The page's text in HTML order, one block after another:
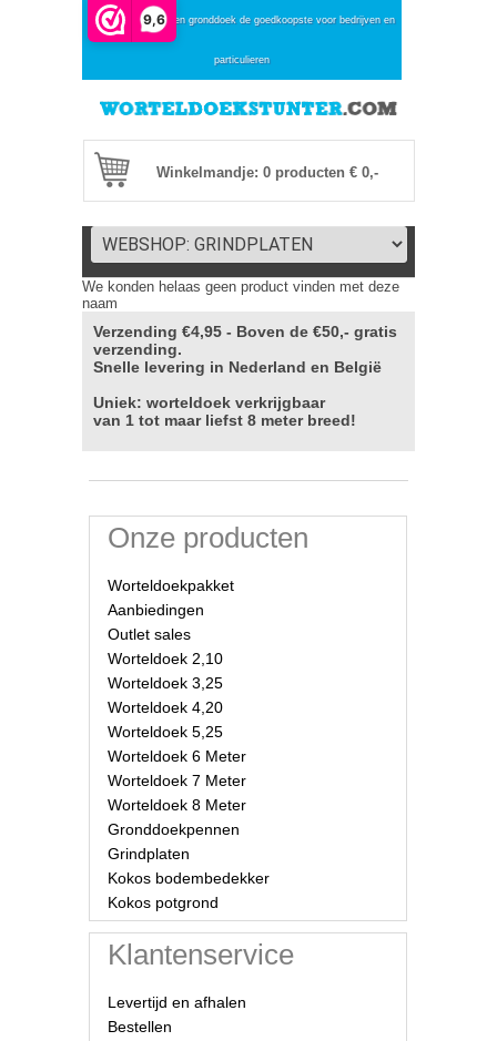
9,6
Online worteldoek en gronddoek de goedkoopste voor bedrijven en
particulieren
Winkelmandje: 0 producten € 0,-
We konden helaas geen product vinden met deze
naam
Verzending €4,95 - Boven de €50,- gratis
verzending.
Snelle levering in Nederland en België
Uniek: worteldoek verkrijgbaar
van 1 tot maar liefst 8 meter breed!
Onze producten
Worteldoekpakket
Aanbiedingen
Outlet sales
Worteldoek 2,10
Worteldoek 3,25
Worteldoek 4,20
Worteldoek 5,25
Worteldoek 6 Meter
Worteldoek 7 Meter
Worteldoek 8 Meter
Gronddoekpennen
Grindplaten
Kokos bodembedekker
Kokos potgrond
Klantenservice
Levertijd en afhalen
Bestellen